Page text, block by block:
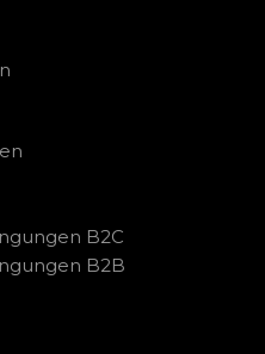
B2C
B2B